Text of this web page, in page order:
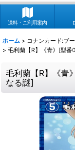
送料・ご利用案内
ホーム > コナンカード:ブ
> 毛利蘭【R】《青》[型番
毛利蘭【R】《青
なる謎]